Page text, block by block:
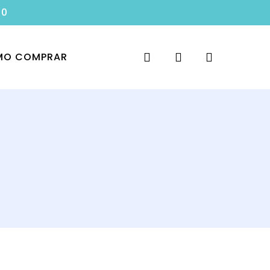
COMPRAR search account